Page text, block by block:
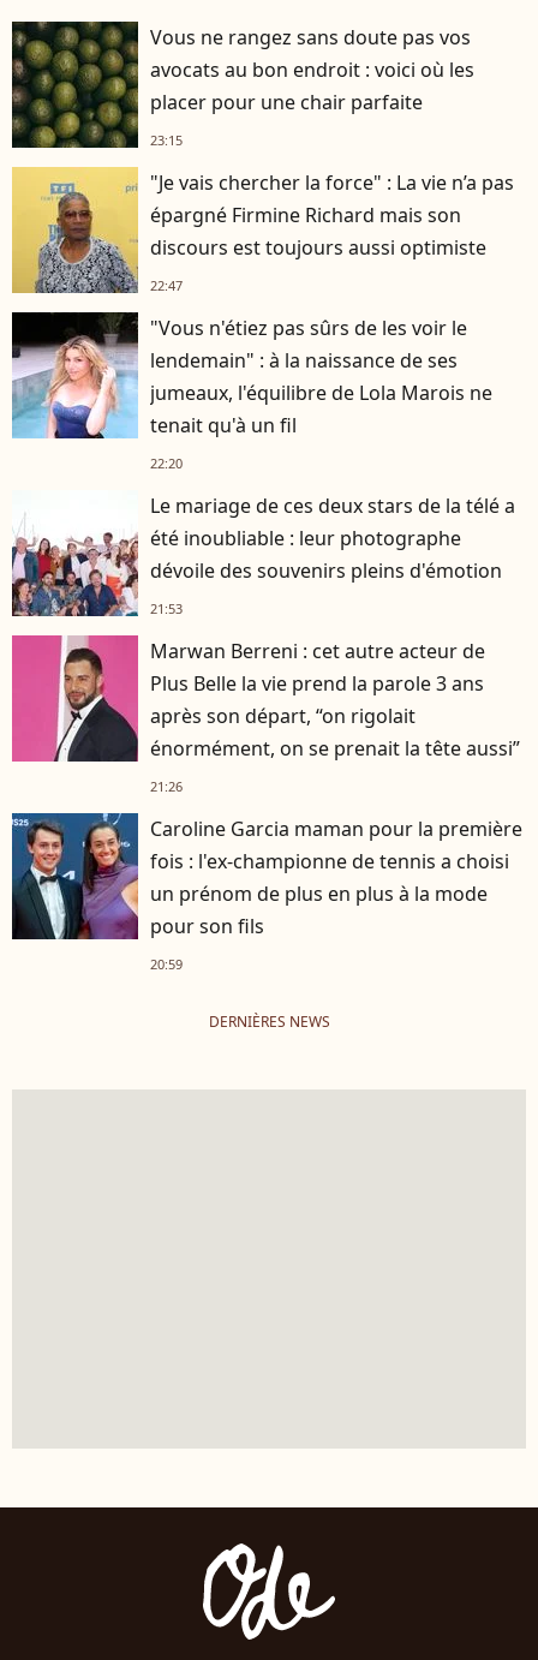
Vous ne rangez sans doute pas vos
avocats au bon endroit : voici où les
placer pour une chair parfaite
23:15
"Je vais chercher la force" : La vie n’a pas
épargné Firmine Richard mais son
discours est toujours aussi optimiste
22:47
"Vous n'étiez pas sûrs de les voir le
lendemain" : à la naissance de ses
jumeaux, l'équilibre de Lola Marois ne
tenait qu'à un fil
22:20
Le mariage de ces deux stars de la télé a
été inoubliable : leur photographe
dévoile des souvenirs pleins d'émotion
21:53
Marwan Berreni : cet autre acteur de
Plus Belle la vie prend la parole 3 ans
après son départ, “on rigolait
énormément, on se prenait la tête aussi”
21:26
Caroline Garcia maman pour la première
fois : l'ex-championne de tennis a choisi
un prénom de plus en plus à la mode
pour son fils
20:59
DERNIÈRES NEWS